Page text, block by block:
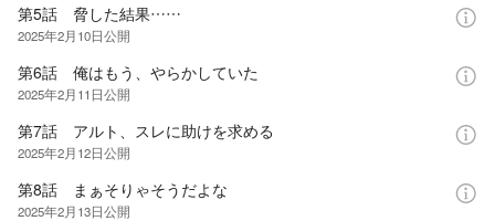
第5話 脅した結果……
2025年2月10日公開
第6話 俺はもう、やらかしていた
2025年2月11日公開
第7話 アルト、スレに助けを求める
2025年2月12日公開
第8話 まぁそりゃそうだよな
2025年2月13日公開